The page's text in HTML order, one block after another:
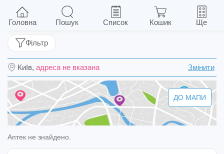
Ліндинет 20 табл. в/о №21
Київ, адреса не вказана Змінити
Фільтр
ДО МАПИ
Аптек не знайдено.
Головна Пошук Список Кошик Ще